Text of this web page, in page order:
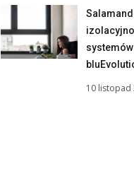
10 listopad